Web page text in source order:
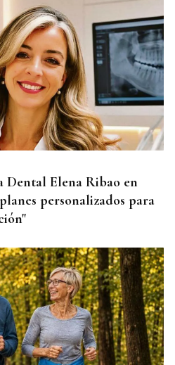
Elena Ribao en
personalizados para